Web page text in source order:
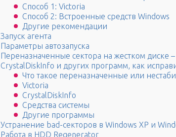
Способ 1: Victoria
Способ 2: Встроенные средств Windows
Другие рекомендации
Запуск агента
Параметры автозапуска
Переназначенные сектора на жестком диске
CrystalDiskInfo и других программ, как
Что такое переназначенные или
Victoria
CrystalDiskInfo
Средства системы
Другие программы
Устранение bad-секторов в Windows XP и
Работа в HDD Regenerator